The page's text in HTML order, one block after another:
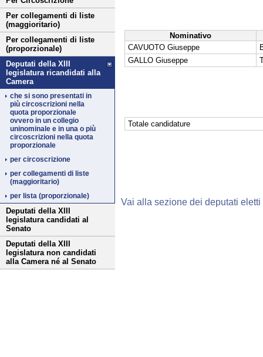
Per collegamenti di liste
(maggioritario)
Per collegamenti di liste
(proporzionale)
Deputati della XIII
legislatura ricandidati alla
Camera
che si sono presentati in
più circoscrizioni nella
quota proporzionale
ovvero in un collegio
uninominale e in una o più
circoscrizioni nella quota
proporzionale
per circoscrizione
per collegamenti di liste
(maggioritario)
per lista (proporzionale)
Deputati della XIII
legislatura candidati al
Senato
Deputati della XIII
legislatura non candidati
alla Camera né al Senato
Nominativo
CAVUOTO Giuseppe
GALLO Giuseppe
Totale candidature
Vai alla sezione dei deputati